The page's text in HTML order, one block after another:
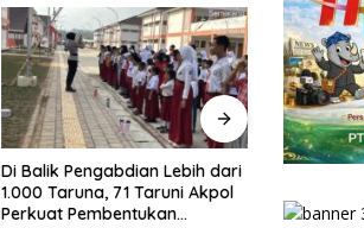
Di Balik Pengabdian Lebih dari
1.000 Taruna, 71 Taruni Akpol
Perkuat Pembentukan
Konpers
Isu Video
Publik: Ini
Bukan?